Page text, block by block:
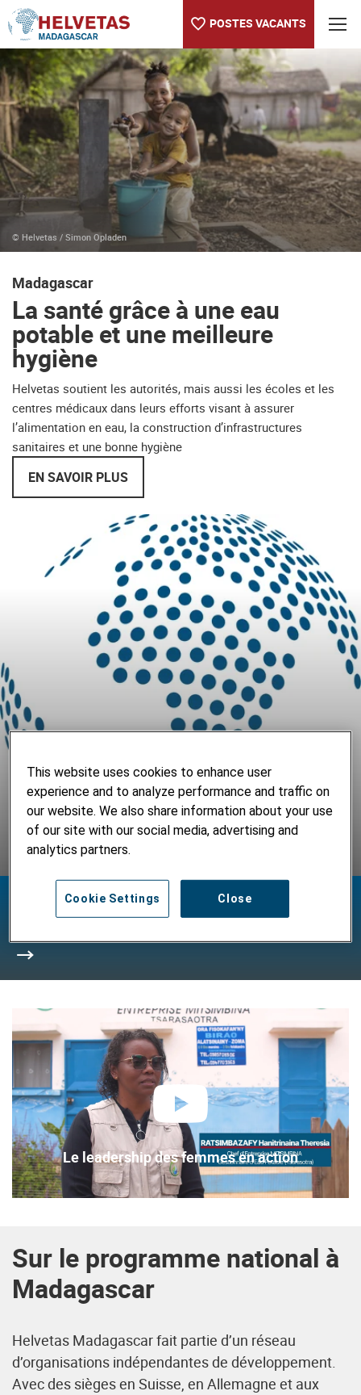
POSTES VACANTS
Table des matières
La santé grâce à une eau potable et une meilleure hygiène
Le leadership des femmes en action
Sur le programme national à Madagascar
Actualités
© Helvetas / Simon Opladen
Madagascar
La santé grâce à une eau
potable et une meilleure
hygiène
Helvetas soutient les autorités, mais aussi les écoles et les
centres médicaux dans leurs efforts visant à assurer
l’alimentation en eau, la construction d’infrastructures
sanitaires et une bonne hygiène
EN SAVOIR PLUS
Nos projets à Madagascar
Nos postes vacants et Appels d'Offres
lire
Le leadership des femmes en action
Sur le programme national à
Madagascar
Helvetas Madagascar fait partie d’un réseau
d’organisations indépendantes de développement.
Avec des sièges en Suisse, en Allemagne et aux
This website uses cookies to enhance user
experience and to analyze performance and traffic on
our website. We also share information about your use
of our site with our social media, advertising and
analytics partners.
Close
Cookie Settings